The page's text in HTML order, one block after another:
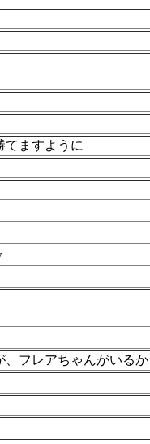
てますように
フレアちゃんがいる